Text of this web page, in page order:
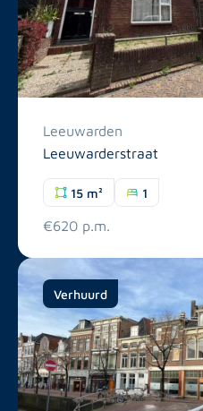
Leeuwarden
Leeuwarderstraat
15 m² 1
€620 p.m.
Verhuurd